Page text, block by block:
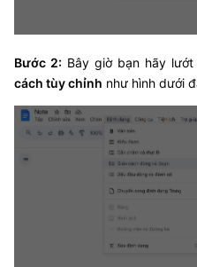
Bước 2: Bây giờ bạn hãy
cách tùy chỉnh như hình dưới